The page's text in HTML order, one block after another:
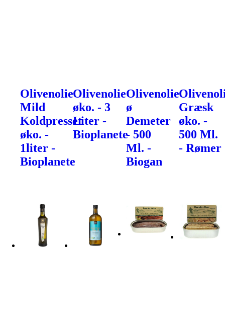
Olivenolie
Mild
Koldpresset
øko. -
1liter -
Bioplanete
Olivenolie
øko. - 3
Liter -
Bioplanete
Olivenolie
ø
Demeter
- 500
Ml. -
Biogan
Græsk
øko. -
500 Ml.
- Rømer